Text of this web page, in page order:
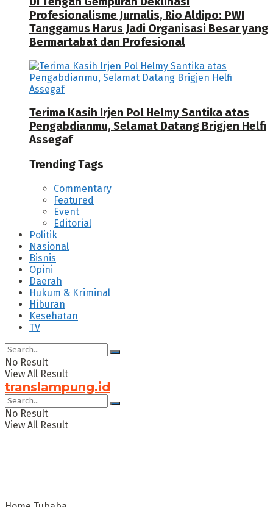
Profesionalisme Jurnalis, Rio Aldipo: PWI
Tanggamus Harus Jadi Organisasi Besar yang
Bermartabat dan Profesional
Terima Kasih Irjen Pol Helmy Santika atas
Pengabdianmu, Selamat Datang Brigjen Helfi
Assegaf
Trending Tags
Commentary
Featured
Event
Editorial
Politik
Nasional
Bisnis
Opini
Daerah
Hukum & Kriminal
Hiburan
Kesehatan
TV
No Result
View All Result
translampung.id
No Result
View All Result